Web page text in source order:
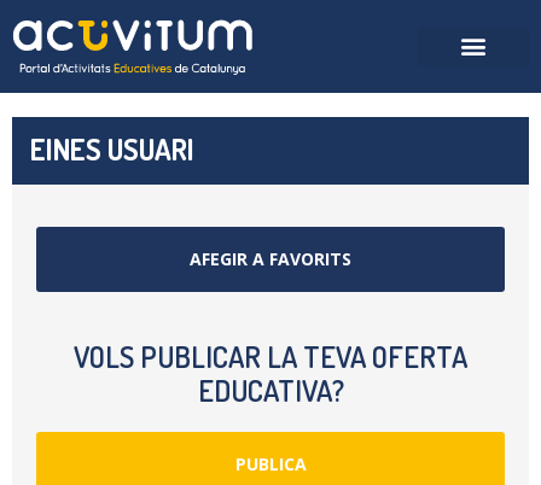
EINES USUARI
AFEGIR A FAVORITS
VOLS PUBLICAR LA TEVA OFERTA
EDUCATIVA?
PUBLICA